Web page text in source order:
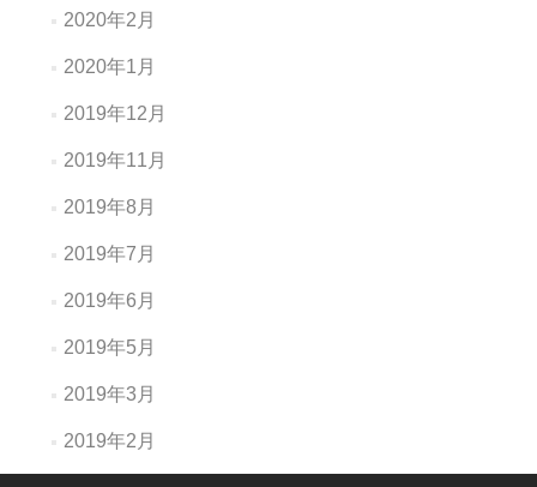
2020年2月
2020年1月
2019年12月
2019年11月
2019年8月
2019年7月
2019年6月
2019年5月
2019年3月
2019年2月